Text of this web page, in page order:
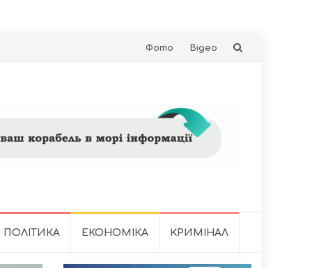
Skip
Фото Відео
ПОЛІТИКА ЕКОНОМІКА КРИМІНАЛ